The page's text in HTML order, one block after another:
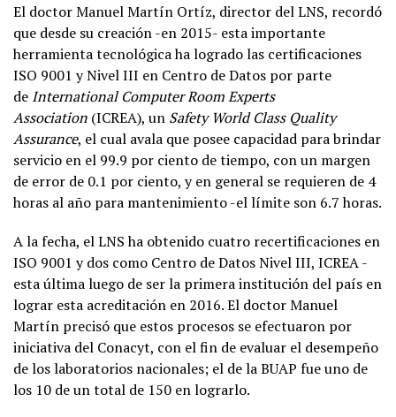
El doctor Manuel Martín Ortíz, director del LNS, recordó
que desde su creación -en 2015- esta importante
herramienta tecnológica ha logrado las certificaciones
ISO 9001 y Nivel III en Centro de Datos por parte
de International Computer Room Experts
Association (ICREA), un Safety World Class Quality
Assurance, el cual avala que posee capacidad para brindar
servicio en el 99.9 por ciento de tiempo, con un margen
de error de 0.1 por ciento, y en general se requieren de 4
horas al año para mantenimiento -el límite son 6.7 horas.
A la fecha, el LNS ha obtenido cuatro recertificaciones en
ISO 9001 y dos como Centro de Datos Nivel III, ICREA -
esta última luego de ser la primera institución del país en
lograr esta acreditación en 2016. El doctor Manuel
Martín precisó que estos procesos se efectuaron por
iniciativa del Conacyt, con el fin de evaluar el desempeño
de los laboratorios nacionales; el de la BUAP fue uno de
los 10 de un total de 150 en lograrlo.